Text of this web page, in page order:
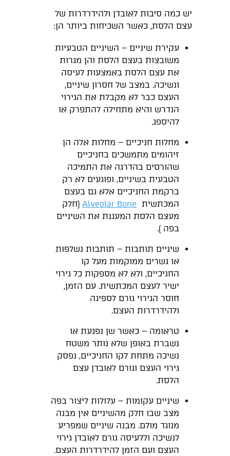
יש כמה סיבות לאובדן ולהידרדרות של
עצם הלסת, כאשר השכיחות ביותר הן:
עקירת שיניים – השיניים הטבעיות
משובצות בעצם הלסת והן מגרות
את עצם הלסת באמצעות לעיסה
ונשיכה. במצב של חסרון שיניים,
העצם כבר לא מקבלת את הגירוי
הנדרש והיא מתחילה להתפרק או
להיספג.
מחלות חניכיים – מחלות אלה הן
זיהומים מתמשכים בחניכיים
שהורסים בהדרגה את התמיכה
הטבעית בשיניים, ופוגעים לא רק
ברקמת החניכיים אלא גם בעצם
המכתשית Alveolar Bone (חלק
מעצם הלסת המעגנת את השיניים
בפה ).
שיניים תותבות – תותבות נשלפות
או גשרים ממוקמות מעל קו
החניכיים, ולא לא מספקות כל גירוי
ישיר לעצם המכתשית. עם הזמן,
חוסר הגירוי גורם לספיגה
ולהידרדרות העצם.
טראומה – כאשר שן נפגעת או
נשברת באופן שלא נותר משטח
נשיכה מתחת לקו החניכיים, נפסק
גירוי העצם וגורם לאובדן עצם
הלסת.
שיניים עקומות – עלולות ליצור בפה
מצב שבו חלק מהשיניים אין מבנה
מנוגד מולם. מבנה שיניים שמפריע
לנשיכה וללעיסה גורם לאובדן גירוי
העצם ועם הזמן להידרדרות העצם.